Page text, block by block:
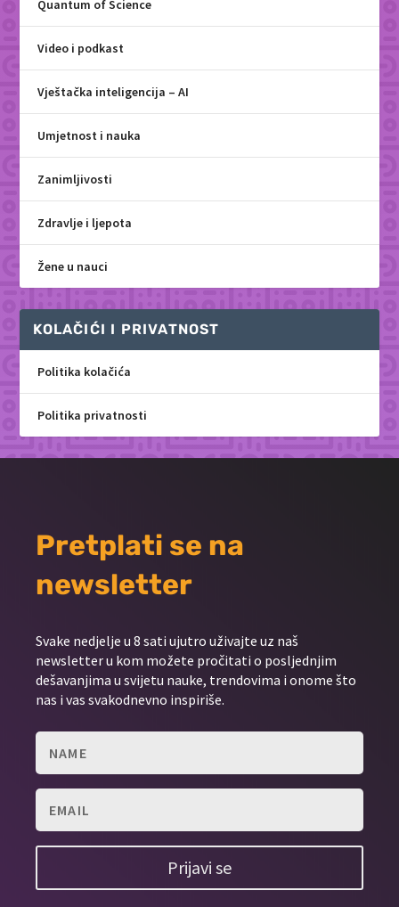
Quantum of Science
Video i podkast
Vještačka inteligencija – AI
Umjetnost i nauka
Zanimljivosti
Zdravlje i ljepota
Žene u nauci
KOLAČIĆI I PRIVATNOST
Politika kolačića
Politika privatnosti
Pretplati se na
newsletter
Svake nedjelje u 8 sati ujutro uživajte uz naš
newsletter u kom možete pročitati o posljednjim
dešavanjima u svijetu nauke, trendovima i onome što
nas i vas svakodnevno inspiriše.
Prijavi se